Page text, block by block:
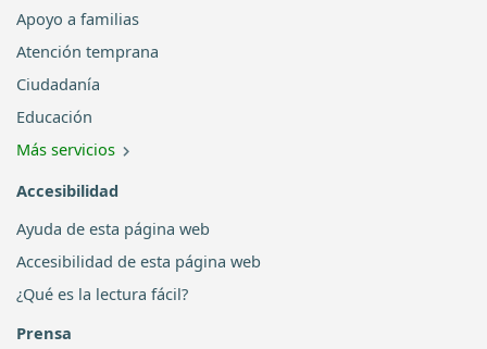
Apoyo a familias
Atención temprana
Ciudadanía
Educación
Más servicios
Accesibilidad
Ayuda de esta página web
Accesibilidad de esta página web
¿Qué es la lectura fácil?
Prensa